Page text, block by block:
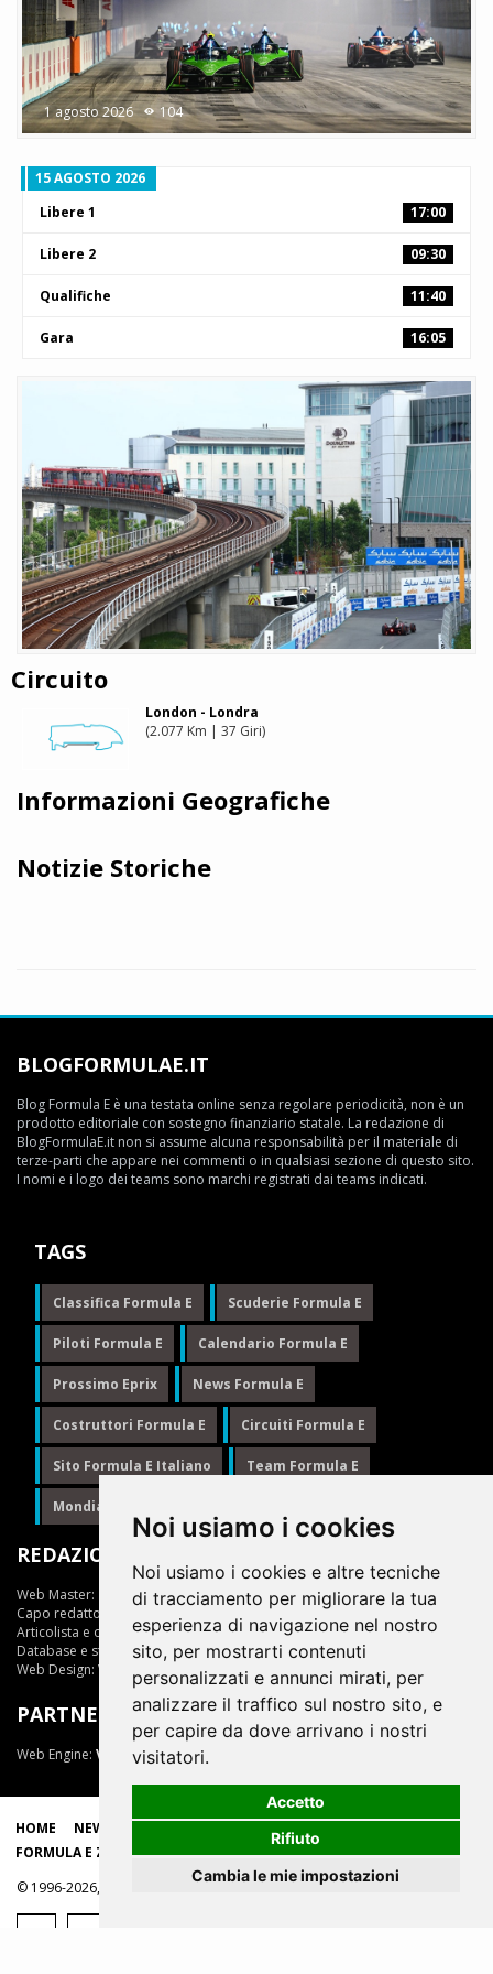
Noi usiamo i cookies
Noi usiamo i cookies e altre tecniche
di tracciamento per migliorare la tua
esperienza di navigazione nel nostro
sito, per mostrarti contenuti
personalizzati e annunci mirati, per
analizzare il traffico sul nostro sito, e
per capire da dove arrivano i nostri
visitatori.
Accetto
Rifiuto
Cambia le mie impostazioni
1 agosto 2026 104
15 AGOSTO 2026
Libere 1
17:00
Libere 2 09:30
Qualifiche 11:40
Gara 16:05
Circuito
London - Londra
(2.077 Km | 37 Giri)
Informazioni Geografiche
Notizie Storiche
BLOGFORMULAE.IT
Blog Formula E è una testata online senza regolare periodicità, non è un
prodotto editoriale con sostegno finanziario statale. La redazione di
BlogFormulaE.it non si assume alcuna responsabilità per il materiale di
terze-parti che appare nei commenti o in qualsiasi sezione di questo sito.
I nomi e i logo dei teams sono marchi registrati dai teams indicati.
TAGS
Classifica Formula E Scuderie Formula E
Piloti Formula E Calendario Formula E
Prossimo Eprix News Formula E
Costruttori Formula E Circuiti Formula E
Sito Formula E Italiano Team Formula E
Mondiale Formula E
REDAZIONE
Web Master:
Ing.Daniele Muscarella
Capo redattore:
Articolista e opinionista:Giuseppe Cianci
Database e statistiche:Marcella Toschi
Web Design: Vittorio Arena
PARTNER
Web Engine: ViDa 3.0
HOME NEWS CLASSIFICHE
FORMULA E ZONE
© 1996-2026, tutti i marchi appartengono ai rispettivi proprietari